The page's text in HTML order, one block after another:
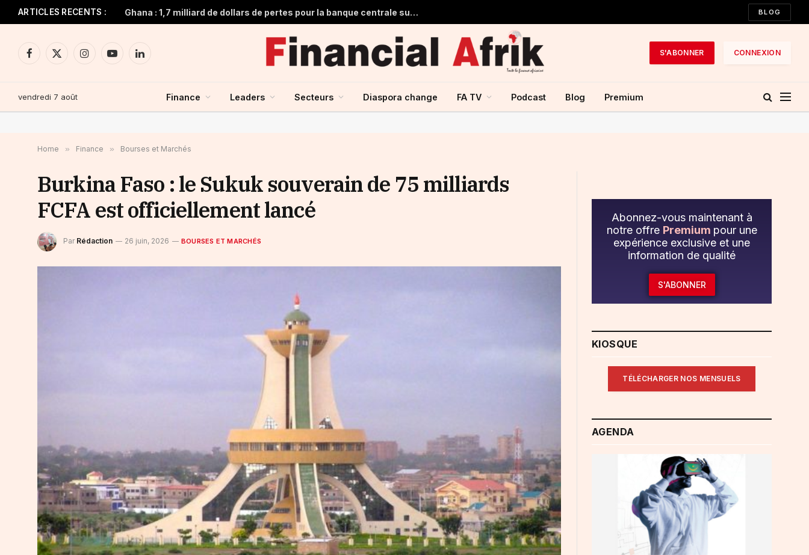
ARTICLES RECENTS : Ghana : 1,7 milliard de dollars de pertes pour la banque centrale sur ses achats d’or en 2025 BLOG
Facebook
X
InstagramYouTubeLinkedIn
S'ABONNER CONNEXION
vendredi 7 août Finance Leaders Secteurs Diaspora change FA TV Podcast Blog Premium
Home » Finance » Bourses et Marchés
Burkina Faso : le Sukuk souverain de 75 milliards
FCFA est officiellement lancé
Par Rédaction 26 juin, 2026 BOURSES ET MARCHÉS
Abonnez-vous maintenant à
notre offre Premium pour une
expérience exclusive et une
information de qualité
S'ABONNER
KIOSQUE
TÉLÉCHARGER NOS MENSUELS
AGENDA